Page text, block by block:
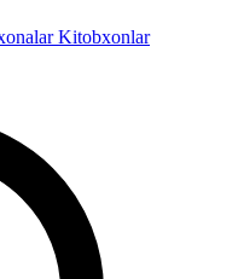
Kitobxonlar